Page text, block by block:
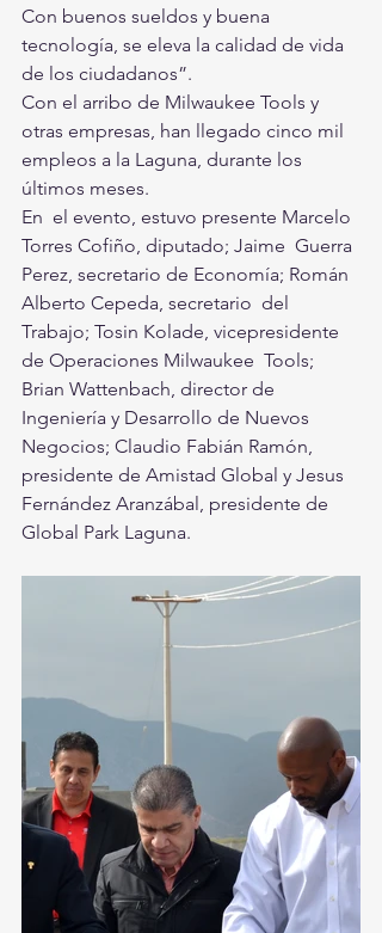
Con buenos sueldos y buena
tecnología, se eleva la calidad de vida
de los ciudadanos”.
Con el arribo de Milwaukee Tools y
otras empresas, han llegado cinco mil
empleos a la Laguna, durante los
últimos meses.
En  el evento, estuvo presente Marcelo
Torres Cofiño, diputado; Jaime  Guerra
Perez, secretario de Economía; Román
Alberto Cepeda, secretario  del
Trabajo; Tosin Kolade, vicepresidente
de Operaciones Milwaukee  Tools;
Brian Wattenbach, director de
Ingeniería y Desarrollo de Nuevos
Negocios; Claudio Fabián Ramón,
presidente de Amistad Global y Jesus
Fernández Aranzábal, presidente de
Global Park Laguna.